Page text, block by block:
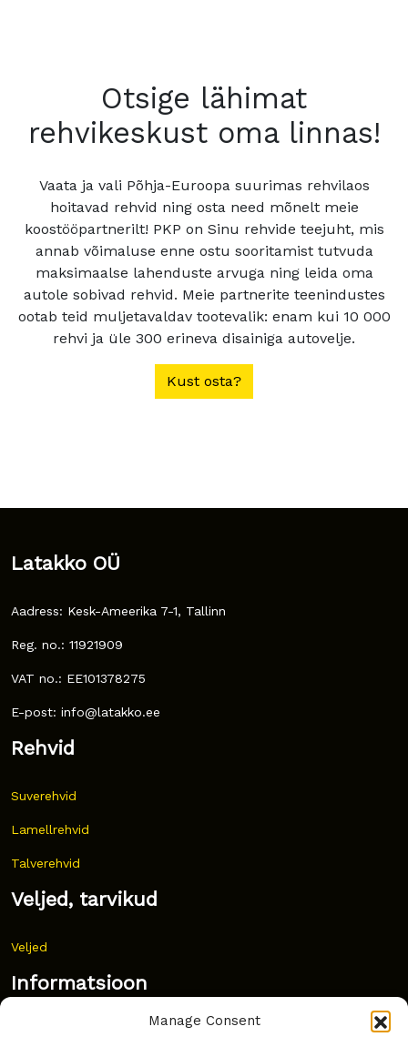
Manage Consent
Otsige lähimat
rehvikeskust oma linnas!
Vaata ja vali Põhja-Euroopa suurimas rehvilaos
hoitavad rehvid ning osta need mõnelt meie
koostööpartnerilt! PKP on Sinu rehvide teejuht, mis
annab võimaluse enne ostu sooritamist tutvuda
maksimaalse lahenduste arvuga ning leida oma
autole sobivad rehvid. Meie partnerite teenindustes
ootab teid muljetavaldav tootevalik: enam kui 10 000
rehvi ja üle 300 erineva disainiga autovelje.
Kust osta?
Latakko OÜ
Aadress: Kesk-Ameerika 7-1, Tallinn
Reg. no.: 11921909
VAT no.: EE101378275
E-post: info@latakko.ee
Rehvid
Suverehvid
Lamellrehvid
Talverehvid
Veljed, tarvikud
Veljed
Informatsioon